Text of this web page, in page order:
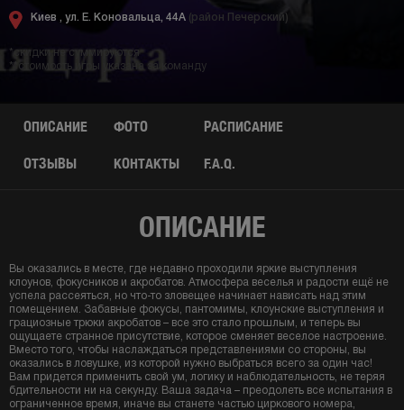
Киев , ул. Е. Коновальца, 44А (район Печерский)
*скидки не суммируются
**стоимость игры указана за команду
ОПИСАНИЕ ФОТО РАСПИСАНИЕ
ОТЗЫВЫ КОНТАКТЫ F.A.Q.
ОПИСАНИЕ
Вы оказались в месте, где недавно проходили яркие выступления
клоунов, фокусников и акробатов. Атмосфера веселья и радости ещё не
успела рассеяться, но что-то зловещее начинает нависать над этим
помещением. Забавные фокусы, пантомимы, клоунские выступления и
грациозные трюки акробатов – все это стало прошлым, и теперь вы
ощущаете странное присутствие, которое сменяет веселое настроение.
Вместо того, чтобы наслаждаться представлениями со стороны, вы
оказались в ловушке, из которой нужно выбраться всего за один час!
Вам придется применить свой ум, логику и наблюдательность, не теряя
бдительности ни на секунду. Ваша задача – преодолеть все испытания в
ограниченное время, иначе вы станете частью циркового номера,